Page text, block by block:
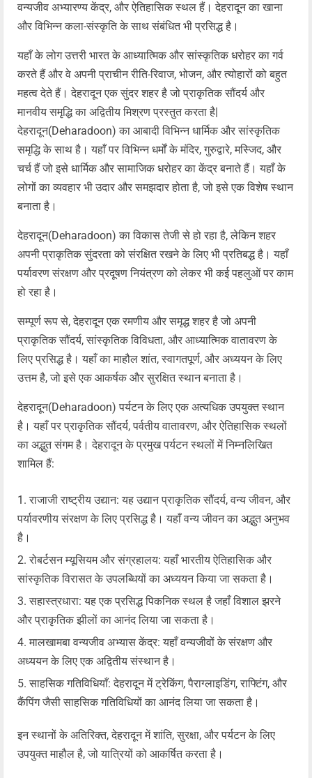
वन्यजीव अभ्यारण्य केंद्र, और ऐतिहासिक स्थल हैं। देहरादून का खाना
और विभिन्न कला-संस्कृति के साथ संबंधित भी प्रसिद्ध है।
यहाँ के लोग उत्तरी भारत के आध्यात्मिक और सांस्कृतिक धरोहर का गर्व
करते हैं और वे अपनी प्राचीन रीति-रिवाज, भोजन, और त्योहारों को बहुत
महत्व देते हैं। देहरादून एक सुंदर शहर है जो प्राकृतिक सौंदर्य और
मानवीय समृद्धि का अद्वितीय मिश्रण प्रस्तुत करता है|
देहरादून(Deharadoon) का आबादी विभिन्न धार्मिक और सांस्कृतिक
समृद्धि के साथ है। यहाँ पर विभिन्न धर्मों के मंदिर, गुरुद्वारे, मस्जिद, और
चर्च हैं जो इसे धार्मिक और सामाजिक धरोहर का केंद्र बनाते हैं। यहाँ के
लोगों का व्यवहार भी उदार और समझदार होता है, जो इसे एक विशेष स्थान
बनाता है।
देहरादून(Deharadoon) का विकास तेजी से हो रहा है, लेकिन शहर
अपनी प्राकृतिक सुंदरता को संरक्षित रखने के लिए भी प्रतिबद्ध है। यहाँ
पर्यावरण संरक्षण और प्रदूषण नियंत्रण को लेकर भी कई पहलुओं पर काम
हो रहा है।
सम्पूर्ण रूप से, देहरादून एक रमणीय और समृद्ध शहर है जो अपनी
प्राकृतिक सौंदर्य, सांस्कृतिक विविधता, और आध्यात्मिक वातावरण के
लिए प्रसिद्ध है। यहाँ का माहौल शांत, स्वागतपूर्ण, और अध्ययन के लिए
उत्तम है, जो इसे एक आकर्षक और सुरक्षित स्थान बनाता है।
देहरादून(Deharadoon) पर्यटन के लिए एक अत्यधिक उपयुक्त स्थान
है। यहाँ पर प्राकृतिक सौंदर्य, पर्वतीय वातावरण, और ऐतिहासिक स्थलों
का अद्भुत संगम है। देहरादून के प्रमुख पर्यटन स्थलों में निम्नलिखित
शामिल हैं:
राजाजी राष्ट्रीय उद्यान: यह उद्यान प्राकृतिक सौंदर्य, वन्य जीवन, और
पर्यावरणीय संरक्षण के लिए प्रसिद्ध है। यहाँ वन्य जीवन का अद्भुत अनुभव
है।
रोबर्टसन म्यूसियम और संग्रहालय: यहाँ भारतीय ऐतिहासिक और
सांस्कृतिक विरासत के उपलब्धियों का अध्ययन किया जा सकता है।
सहास्त्रधारा: यह एक प्रसिद्ध पिकनिक स्थल है जहाँ विशाल झरने
और प्राकृतिक झीलों का आनंद लिया जा सकता है।
मालखामबा वन्यजीव अभ्यास केंद्र: यहाँ वन्यजीवों के संरक्षण और
अध्ययन के लिए एक अद्वितीय संस्थान है।
साहसिक गतिविधियाँ: देहरादून में ट्रेकिंग, पैराग्लाइडिंग, राफ्टिंग, और
कैंपिंग जैसी साहसिक गतिविधियों का आनंद लिया जा सकता है।
इन स्थानों के अतिरिक्त, देहरादून में शांति, सुरक्षा, और पर्यटन के लिए
उपयुक्त माहौल है, जो यात्रियों को आकर्षित करता है।